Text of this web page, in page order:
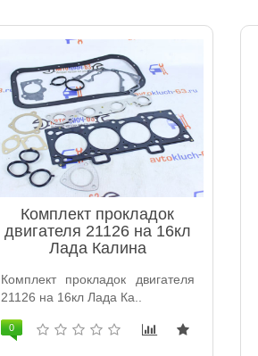
Комплект прокладок
двигателя 21126 на 16кл
Лада Калина
Комплект прокладок двигателя
21126 на 16кл Лада Ка..
0